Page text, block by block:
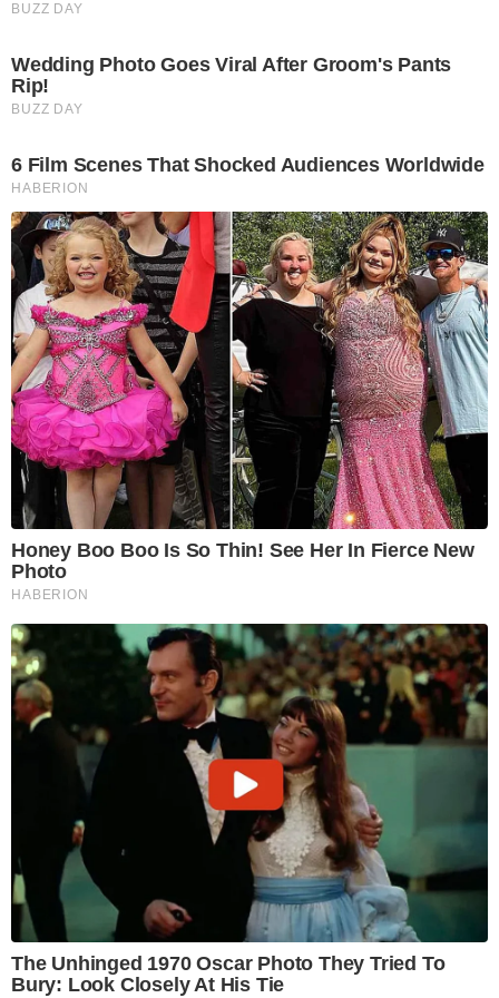
BUZZ DAY
Wedding Photo Goes Viral After Groom's Pants
Rip!
BUZZ DAY
6 Film Scenes That Shocked Audiences Worldwide
HABERION
Honey Boo Boo Is So Thin! See Her In Fierce New
Photo
HABERION
The Unhinged 1970 Oscar Photo They Tried To
Bury: Look Closely At His Tie